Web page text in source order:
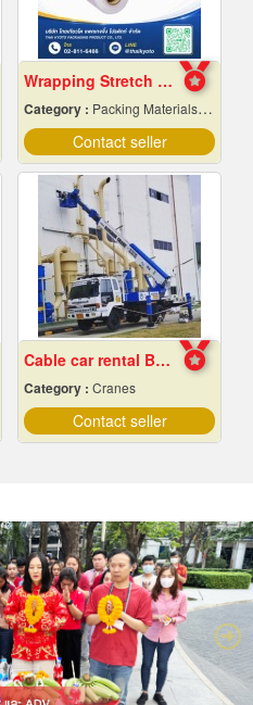
Wrapping Stretch Film
Category : Packing Materials-Mechanical
Contact seller
Cable car rental Bangkok
Category : Cranes
Contact seller